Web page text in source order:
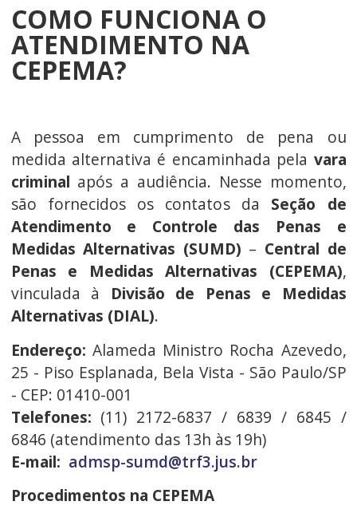
COMO FUNCIONA O
ATENDIMENTO NA
CEPEMA?
A pessoa em cumprimento de pena ou
medida alternativa é encaminhada pela vara
criminal após a audiência. Nesse momento,
são fornecidos os contatos da Seção de
Atendimento e Controle das Penas e
Medidas Alternativas (SUMD) – Central de
Penas e Medidas Alternativas (CEPEMA),
vinculada à Divisão de Penas e Medidas
Alternativas (DIAL).
Endereço: Alameda Ministro Rocha Azevedo,
25 - Piso Esplanada, Bela Vista - São Paulo/SP
- CEP: 01410-001
Telefones: (11) 2172-6837 / 6839 / 6845 /
6846 (atendimento das 13h às 19h)
E-mail: admsp-sumd@trf3.jus.br
Procedimentos na CEPEMA